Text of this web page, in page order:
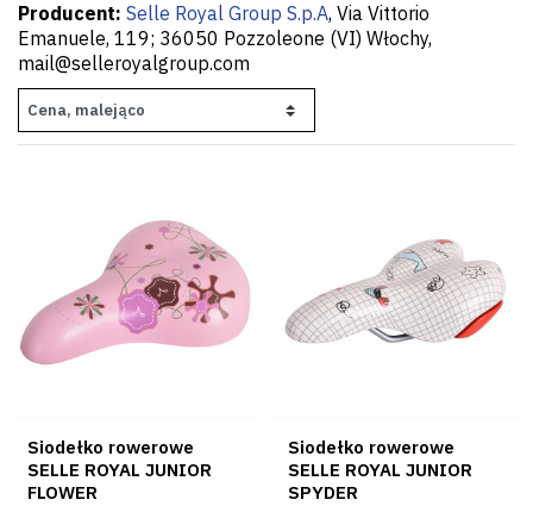
Producent: Selle Royal Group S.p.A, Via Vittorio
Emanuele, 119; 36050 Pozzoleone (VI) Włochy,
mail@selleroyalgroup.com
Siodełko rowerowe
SELLE ROYAL JUNIOR
FLOWER
Siodełko rowerowe
SELLE ROYAL JUNIOR
SPYDER